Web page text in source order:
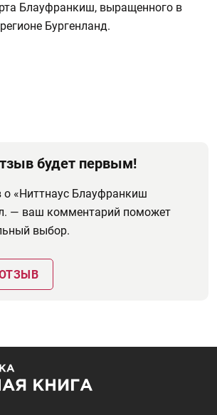
Блауфранкиш, выращенного в
Бургенланд.
будет первым!
о «Ниттнаус Блауфранкиш
— ваш комментарий поможет
выбор.